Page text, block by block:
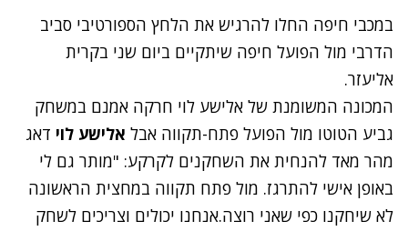
נתקלנו בבעיה
נסה שוב
במכבי חיפה החלו להרגיש את הלחץ הספורטיבי סביב
הדרבי מול הפועל חיפה שיתקיים ביום שני בקרית
אליעזר.
המכונה המשומנת של אלישע לוי חרקה אמנם במשחק
גביע הטוטו מול הפועל פתח-תקווה אבל אלישע לוי דאג
מהר מאד להנחית את השחקנים לקרקע: "מותר גם לי
באופן אישי להתרגז. מול פתח תקווה במחצית הראשונה
לא שיחקנו כפי שאני רוצה.אנחנו יכולים וצריכים לשחק